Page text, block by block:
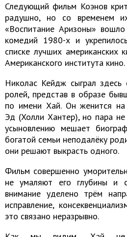
Следующий фильм Коэнов
радушно, но со временем
«Воспитание Аризоны» вошло
комедий 1980-х и
списке лучших американских
Американского института кино.
Николас Кейдж сыграл
ролей, представ в образе
по имени Хай. Он женится на
Эд (Холли Хантер), но пара
усыновлению мешает
богатой семьи неподалёку
они решают выкрасть одного.
Фильм совершенно
не умаляют его глубины и
внимание уделено трём
исправление,
это связано неразрывно.